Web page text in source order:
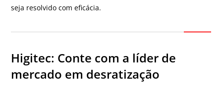
seja resolvido com eficácia.
Higitec: Conte com a líder de
mercado em desratização